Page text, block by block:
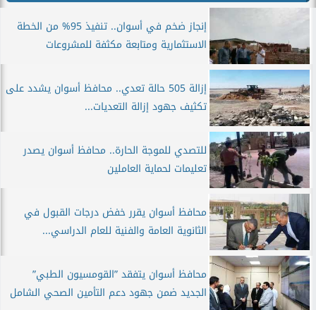
إنجاز ضخم في أسوان.. تنفيذ 95% من الخطة
الاستثمارية ومتابعة مكثفة للمشروعات
إزالة 505 حالة تعدي.. محافظ أسوان يشدد على
تكثيف جهود إزالة التعديات...
للتصدي للموجة الحارة.. محافظ أسوان يصدر
تعليمات لحماية العاملين
محافظ أسوان يقرر خفض درجات القبول في
الثانوية العامة والفنية للعام الدراسي...
محافظ أسوان يتفقد ”القومسيون الطبي”
الجديد ضمن جهود دعم التأمين الصحي الشامل